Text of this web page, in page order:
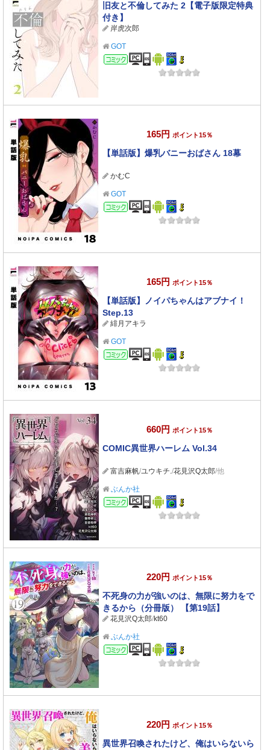
旧友と不倫してみた 2【電子版限定特典
付き】
岸虎次郎
GOT
コミック
165円 ポイント15％
【単話版】爆乳バニーおばさん 18幕
かむC
GOT
コミック
165円 ポイント15％
【単話版】ノイパちゃんはアブナイ！
Step.13
緋月アキラ
GOT
コミック
660円 ポイント15％
COMIC異世界ハーレム Vol.34
富吉麻帆/ユウキチ./花見沢Q太郎/他
ぶんか社
コミック
220円 ポイント15％
不死身の力が強いのは、無限に努力をで
きるから（分冊版） 【第19話】
花見沢Q太郎/kt60
ぶんか社
コミック
220円 ポイント15％
異世界召喚されたけど、俺はいらないら